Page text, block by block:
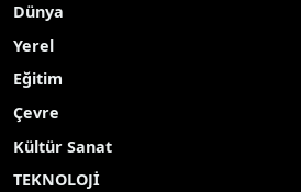
Dünya
Yerel
Eğitim
Çevre
Kültür Sanat
TEKNOLOJİ